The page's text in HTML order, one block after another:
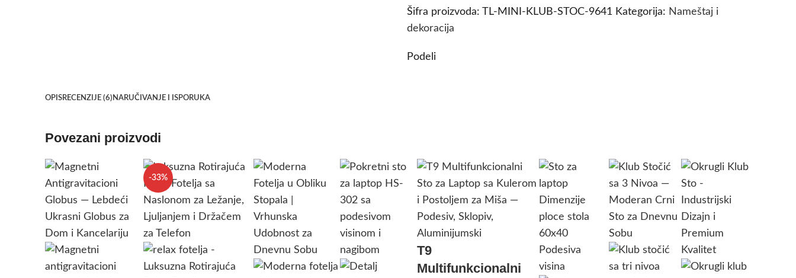
Šifra proizvoda: TL-MINI-KLUB-STOC-9641 Kategorija: Nameštaj i
dekoracija
Podeli
OPISRECENZIJE (6) NARUČIVANJE I ISPORUKA
Povezani proizvodi
-33%
T9
Multifunkcionalni
SOLD OUT